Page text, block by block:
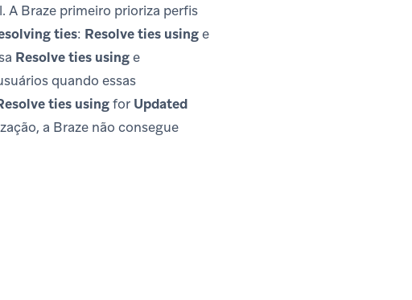
Braze primeiro prioriza perfis
ties: Resolve ties usinge
Resolve ties usinge
quando essas
ties usingfor Updated
a Braze não consegue